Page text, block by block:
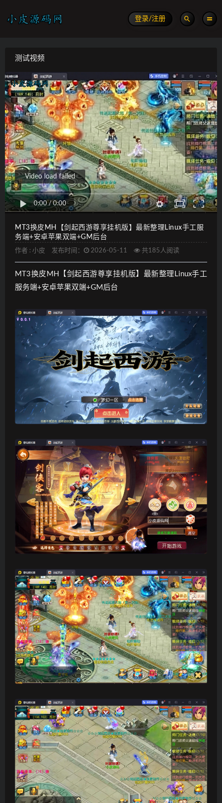
登录/注册
测试视频
0:00/0:00
Video load failed
MT3换皮MH【剑起西游尊享挂机版】最新整理Linux手工服
务端+安卓苹果双端+GM后台
作者 : 小皮 发布时间： 2026-05-11 共185人阅读
MT3换皮MH【剑起西游尊享挂机版】最新整理Linux手工
服务端+安卓苹果双端+GM后台